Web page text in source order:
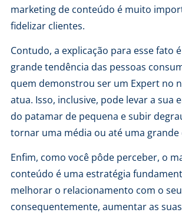
marketing de conteúdo é muito
fidelizar clientes.
Contudo, a explicação para esse fato
grande tendência das pessoas
quem demonstrou ser um Expert no
atua. Isso, inclusive, pode levar a sua
do patamar de pequena e subir
tornar uma média ou até uma grande
Enfim, como você pôde perceber, o
conteúdo é uma estratégia
melhorar o relacionamento com o
consequentemente, aumentar as